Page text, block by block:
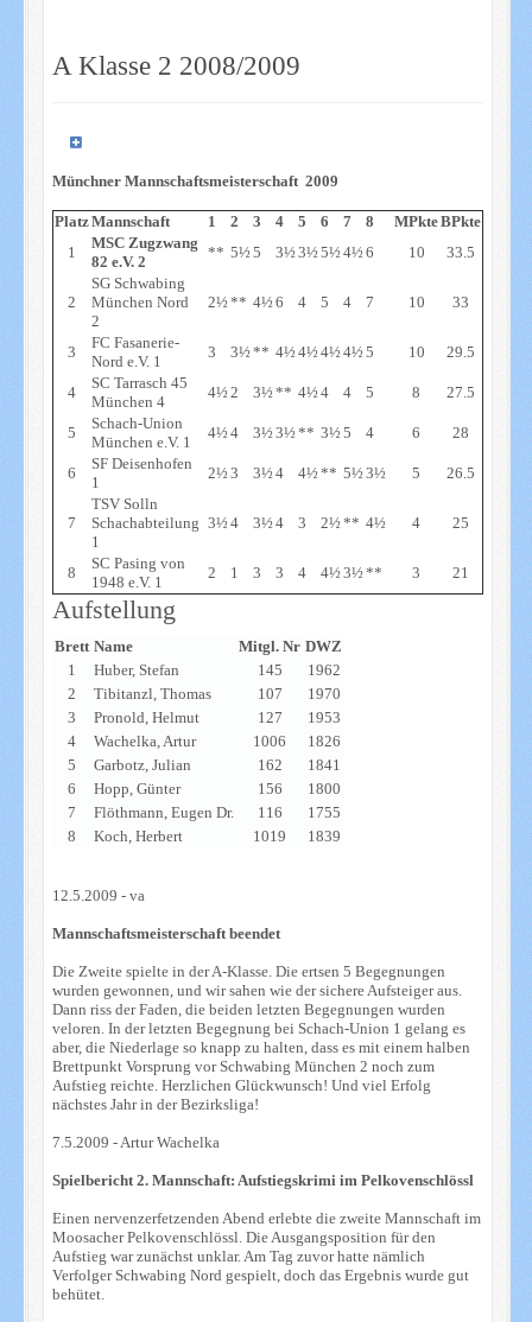
A Klasse 2 2008/2009
Münchner Mannschaftsmeisterschaft 2009
PlatzMannschaft 1 2 3 4 5 6 7 8 MPkteBPkte
1
MSC Zugzwang
82 e.V. 2
** 5½5 3½3½5½4½6 10 33.5
2
SG Schwabing
München Nord
2
2½** 4½6 4 5 4 7 10 33
3
FC Fasanerie-
Nord e.V. 1
3 3½** 4½4½4½4½5 10 29.5
4
SC Tarrasch 45
München 4
4½2 3½** 4½4 4 5 8 27.5
5
Schach-Union
München e.V. 1
4½4 3½3½** 3½5 4 6 28
6
SF Deisenhofen
1
2½3 3½4 4½** 5½3½ 5 26.5
7
TSV Solln
Schachabteilung
1
3½4 3½4 3 2½** 4½ 4 25
8
SC Pasing von
1948 e.V. 1
2 1 3 3 4 4½3½** 3 21
Aufstellung
Brett Name Mitgl. Nr DWZ
1
Huber, Stefan 145
1962
2
Tibitanzl, Thomas 107
1970
3
Pronold, Helmut 127
1953
4
Wachelka, Artur 1006
1826
5
Garbotz, Julian 162
1841
6
Hopp, Günter 156
1800
7
Flöthmann, Eugen Dr. 116
1755
8
Koch, Herbert 1019 1839
12.5.2009 - va
Mannschaftsmeisterschaft beendet
Die Zweite spielte in der A-Klasse. Die ertsen 5 Begegnungen
wurden gewonnen, und wir sahen wie der sichere Aufsteiger aus.
Dann riss der Faden, die beiden letzten Begegnungen wurden
veloren. In der letzten Begegnung bei Schach-Union 1 gelang es
aber, die Niederlage so knapp zu halten, dass es mit einem halben
Brettpunkt Vorsprung vor Schwabing München 2 noch zum
Aufstieg reichte. Herzlichen Glückwunsch! Und viel Erfolg
nächstes Jahr in der Bezirksliga!
7.5.2009 - Artur Wachelka
Spielbericht 2. Mannschaft: Aufstiegskrimi im Pelkovenschlössl
Einen nervenzerfetzenden Abend erlebte die zweite Mannschaft im
Moosacher Pelkovenschlössl. Die Ausgangsposition für den
Aufstieg war zunächst unklar. Am Tag zuvor hatte nämlich
Verfolger Schwabing Nord gespielt, doch das Ergebnis wurde gut
behütet.